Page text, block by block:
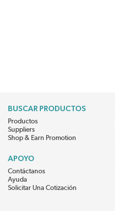
BUSCAR PRODUCTOS
Productos
Suppliers
Shop & Earn Promotion
APOYO
Contáctanos
Ayuda
Solicitar Una Cotización